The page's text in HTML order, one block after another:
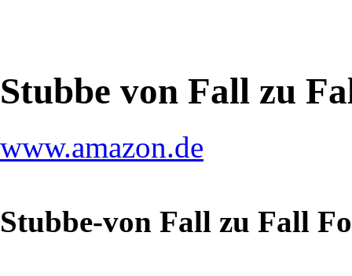
Stubbe von Fall zu
www.amazon.de
Stubbe-von Fall zu Fall